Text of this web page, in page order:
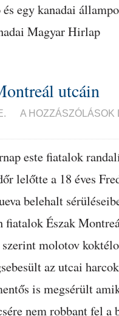
egy kanadai
Magyar Hirlap
utcáin
RANDALÍROZÁS
MONTREÁL
BEJEGYZÉSHEZ
A HOZZÁSZÓLÁSOK
este fiatalok
lelőtte a 18 éves
belehalt
Észak
molotov
az utcai
is megsérült
nem robbant fel a